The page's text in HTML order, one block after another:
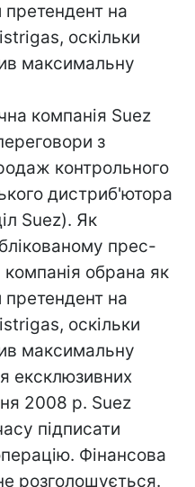
на
оскільки
максимальну
компанія Suez
з
контрольного
дистриб'ютора
Suez). Як
прес-
компанія обрана як
на
оскільки
максимальну
ексклюзивних
2008 р. Suez
підписати
Фінансова
розголошується.